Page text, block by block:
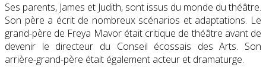
Ses parents, James et Judith, sont issus du monde du théâtre.
Son père a écrit de nombreux scénarios et adaptations. Le
grand-père de Freya Mavor était critique de théâtre avant de
devenir le directeur du Conseil écossais des Arts. Son
arrière-grand-père était également acteur et dramaturge.